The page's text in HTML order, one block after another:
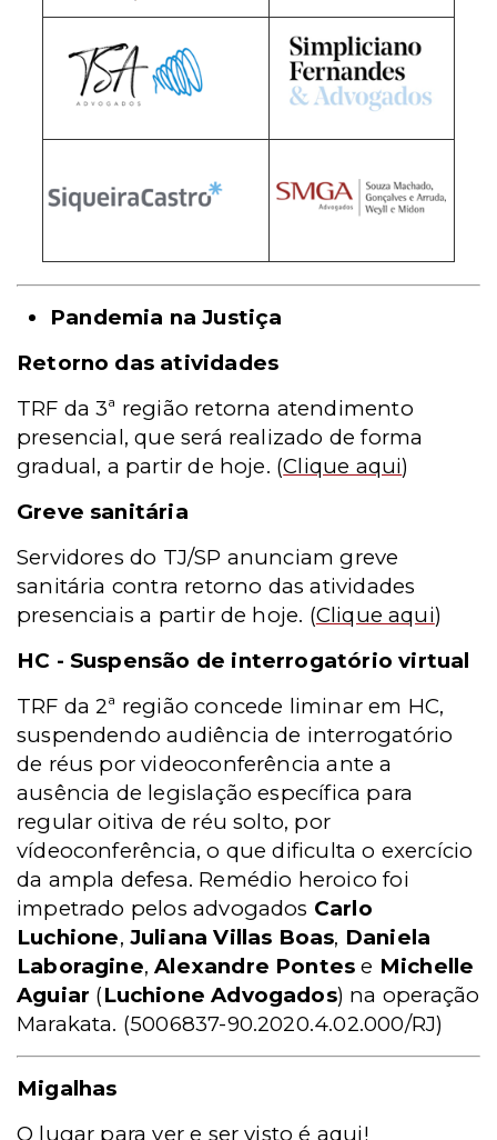
Pandemia na Justiça
Retorno das atividades
TRF da 3ª região retorna atendimento
presencial, que será realizado de forma
gradual, a partir de hoje. (Clique aqui)
Greve sanitária
Servidores do TJ/SP anunciam greve
sanitária contra retorno das atividades
presenciais a partir de hoje. (Clique aqui)
HC - Suspensão de interrogatório virtual
TRF da 2ª região concede liminar em HC,
suspendendo audiência de interrogatório
de réus por videoconferência ante a
ausência de legislação específica para
regular oitiva de réu solto, por
vídeoconferência, o que dificulta o exercício
da ampla defesa. Remédio heroico foi
impetrado pelos advogados Carlo
Luchione, Juliana Villas Boas, Daniela
Laboragine,Alexandre Pontes e Michelle
Aguiar (Luchione Advogados) na operação
Marakata. (5006837-90.2020.4.02.000/RJ)
Migalhas
O lugar para ver e ser visto é aqui!